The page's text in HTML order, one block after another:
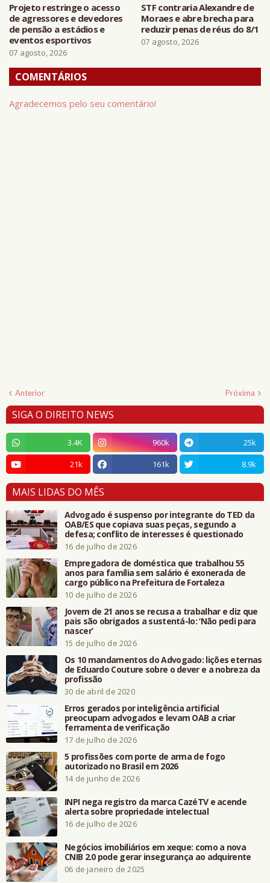
Projeto restringe o acesso
de agressores e devedores
de pensão a estádios e
eventos esportivos
07 agosto, 2026
STF contraria Alexandre de
Moraes e abre brecha para
reduzir penas de réus do 8/1
07 agosto, 2026
COMENTÁRIOS
Agradecemos pelo seu comentário!
Anterior Próxima
SIGA O DIREITO NEWS
3.4K 960k
25k
21k
161k 8.9k
MAIS LIDAS DO MÊS
Advogado é suspenso por integrante do TED da
OAB/ES que copiava suas peças, segundo a
defesa; conflito de interesses é questionado
16 de julho de 2026
Empregadora de doméstica que trabalhou 55
anos para família sem salário é exonerada de
cargo público na Prefeitura de Fortaleza
10 de julho de 2026
Jovem de 21 anos se recusa a trabalhar e diz que
pais são obrigados a sustentá-lo: ‘Não pedi para
nascer’
15 de julho de 2026
Os 10 mandamentos do Advogado: lições eternas
de Eduardo Couture sobre o dever e a nobreza da
profissão
30 de abril de 2020
Erros gerados por inteligência artificial
preocupam advogados e levam OAB a criar
ferramenta de verificação
17 de julho de 2026
5 profissões com porte de arma de fogo
autorizado no Brasil em 2026
14 de junho de 2026
INPI nega registro da marca CazéTV e acende
alerta sobre propriedade intelectual
16 de julho de 2026
Negócios imobiliários em xeque: como a nova
CNIB 2.0 pode gerar insegurança ao adquirente
06 de janeiro de 2025